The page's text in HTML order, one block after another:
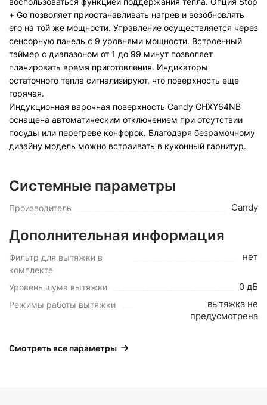
+ Go позволяет приостанавливать нагрев и возобновлять
его на той же мощности. Управление осуществляется через
сенсорную панель с 9 уровнями мощности. Встроенный
таймер с диапазоном от 1 до 99 минут позволяет
планировать время приготовления. Индикаторы
остаточного тепла сигнализируют, что поверхность еще
горячая.
Индукционная варочная поверхность Candy CHXY64NB
оснащена автоматическим отключением при отсутствии
посуды или перегреве конфорок. Благодаря безрамочному
дизайну модель можно встраивать в кухонный гарнитур.
Системные параметры
Производитель Candy
Дополнительная информация
Фильтр для вытяжки в
комплекте
нет
Уровень шума вытяжки 0 дБ
Режимы работы вытяжки
вытяжка не
предусмотрена
Смотреть все параметры